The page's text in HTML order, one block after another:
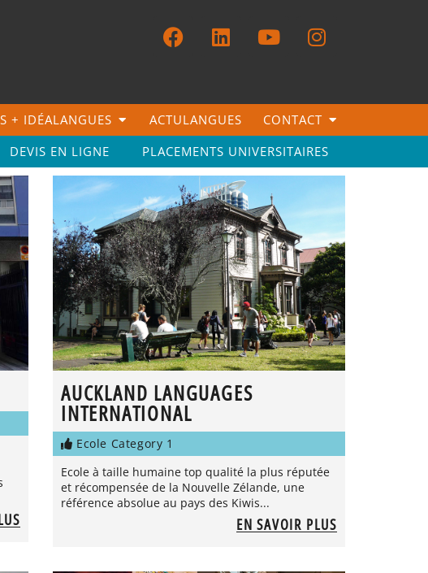
+ IDÉALANGUES ACTULANGUES
CONTACT
DEVIS EN LIGNE PLACEMENTS UNIVERSITAIRES
AUCKLAND LANGUAGES
INTERNATIONAL
Ecole Category 1
Ecole à taille humaine top qualité la plus réputée
et récompensée de la Nouvelle Zélande, une
référence absolue au pays des Kiwis...
EN SAVOIR PLUS